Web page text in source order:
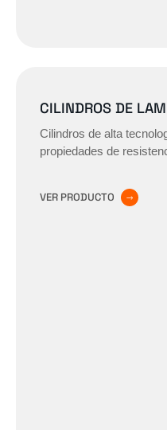
CILINDROS DE
Cilindros de alta
propiedades de
VER PRODUCTO